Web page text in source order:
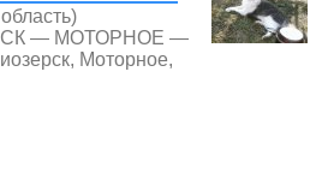
— МОТОРНОЕ —
Моторное,